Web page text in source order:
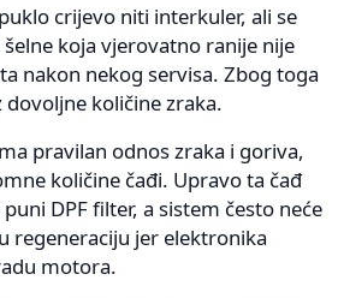
crijevo niti interkuler, ali se
koja vjerovatno ranije nije
nakon nekog servisa. Zbog toga
količine zraka.
pravilan odnos zraka i goriva,
količine čađi. Upravo ta čađ
DPF filter, a sistem često neće
regeneraciju jer elektronika
motora.